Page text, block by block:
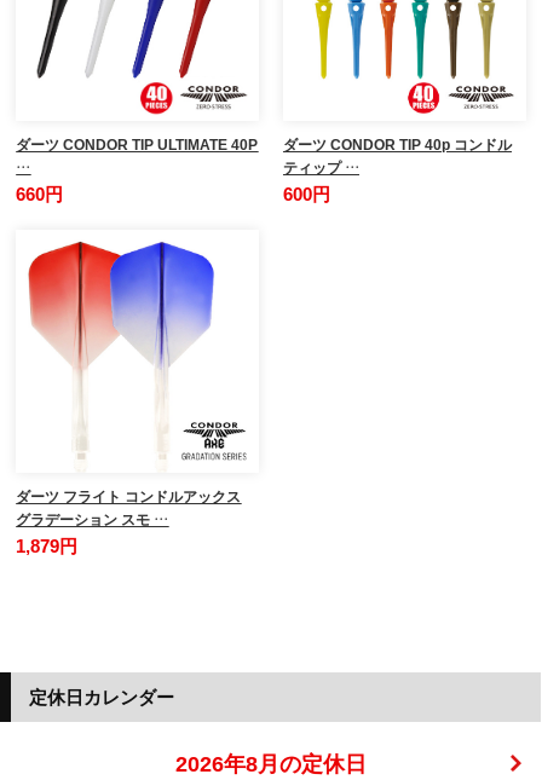
ダーツ CONDOR TIP ULTIMATE 40P
…
660円
ダーツ CONDOR TIP 40p コンドル
ティップ …
600円
ダーツ フライト コンドルアックス
グラデーション スモ …
1,879円
定休日カレンダー
2026年8月の定休日